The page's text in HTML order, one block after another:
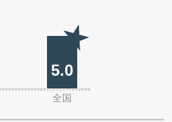
5.0
全国